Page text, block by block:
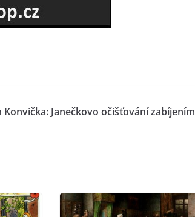
Konvička: Janečkovo očišťování zabíjením